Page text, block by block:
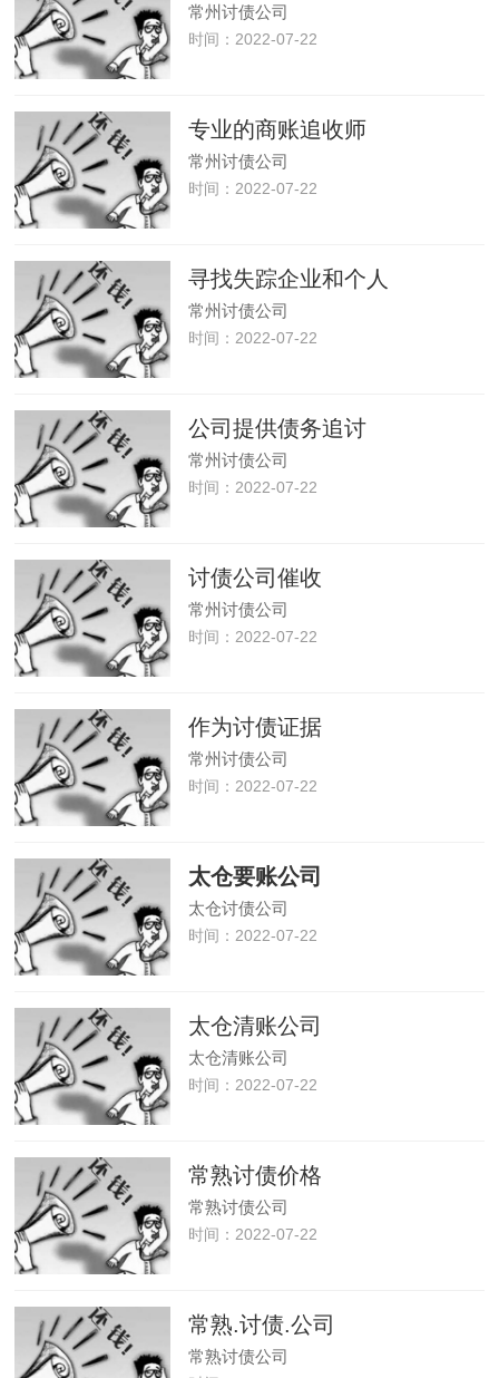
常州讨债公司
时间：2022-07-22
专业的商账追收师
常州讨债公司
时间：2022-07-22
寻找失踪企业和个人
常州讨债公司
时间：2022-07-22
公司提供债务追讨
常州讨债公司
时间：2022-07-22
讨债公司催收
常州讨债公司
时间：2022-07-22
作为讨债证据
常州讨债公司
时间：2022-07-22
太仓要账公司
太仓讨债公司
时间：2022-07-22
太仓清账公司
太仓清账公司
时间：2022-07-22
常熟讨债价格
常熟讨债公司
时间：2022-07-22
常熟.讨债.公司
常熟讨债公司